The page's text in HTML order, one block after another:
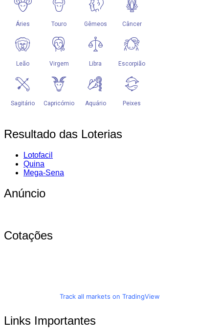
Resultado das Loterias
Lotofacil
Quina
Mega-Sena
Anúncio
Cotações
Track all markets on TradingView
Links Importantes